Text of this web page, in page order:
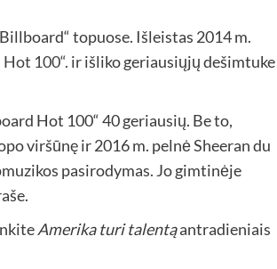
topuose. Išleistas 2014 m.
100“. ir išliko geriausiųjų dešimtuke
Hot 100“ 40 geriausių. Be to,
viršūnę ir 2016 m. pelnė Sheeran du
pasirodymas. Jo gimtinėje
Amerika turi talentąantradieniais